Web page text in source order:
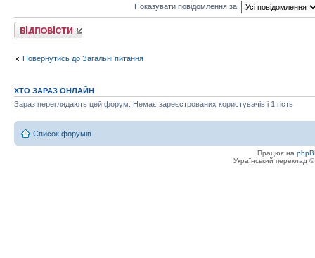
Показувати повідомлення за:
Відповісти
Повернутись до Загальні питання
ХТО ЗАРАЗ ОНЛАЙН
Зараз переглядають цей форум: Немає зареєстрованих користувачів і 1 гість
Список форумів
Працює на
Український переклад